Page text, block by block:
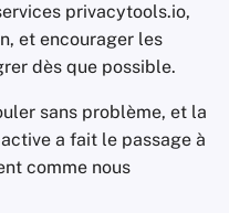
privacytools.io,
et encourager les
dès que possible.
sans problème, et la
a fait le passage à
comme nous